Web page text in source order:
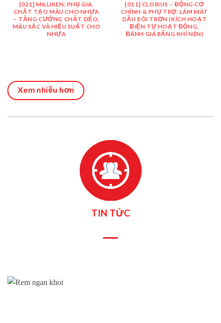
[021] MILLIKEN: PHỤ GIA,
CHẤT TẠO MÀU CHO NHỰA
– TĂNG CƯỜNG CHẤT DẺO,
MÀU SẮC VÀ HIỆU SUẤT CHO
NHỰA
[011] CLORIUS – ĐỘNG CƠ
CHÍNH & PHỤ TRỢ: LÀM MÁT
DẦU BÔI TRƠN (KÍCH HOẠT
ĐIỆN TỰ HOẠT ĐỘNG,
ĐÁNH GIÁ BẰNG KHÍ NÉN)
Xem nhiều hơn
TIN TỨC